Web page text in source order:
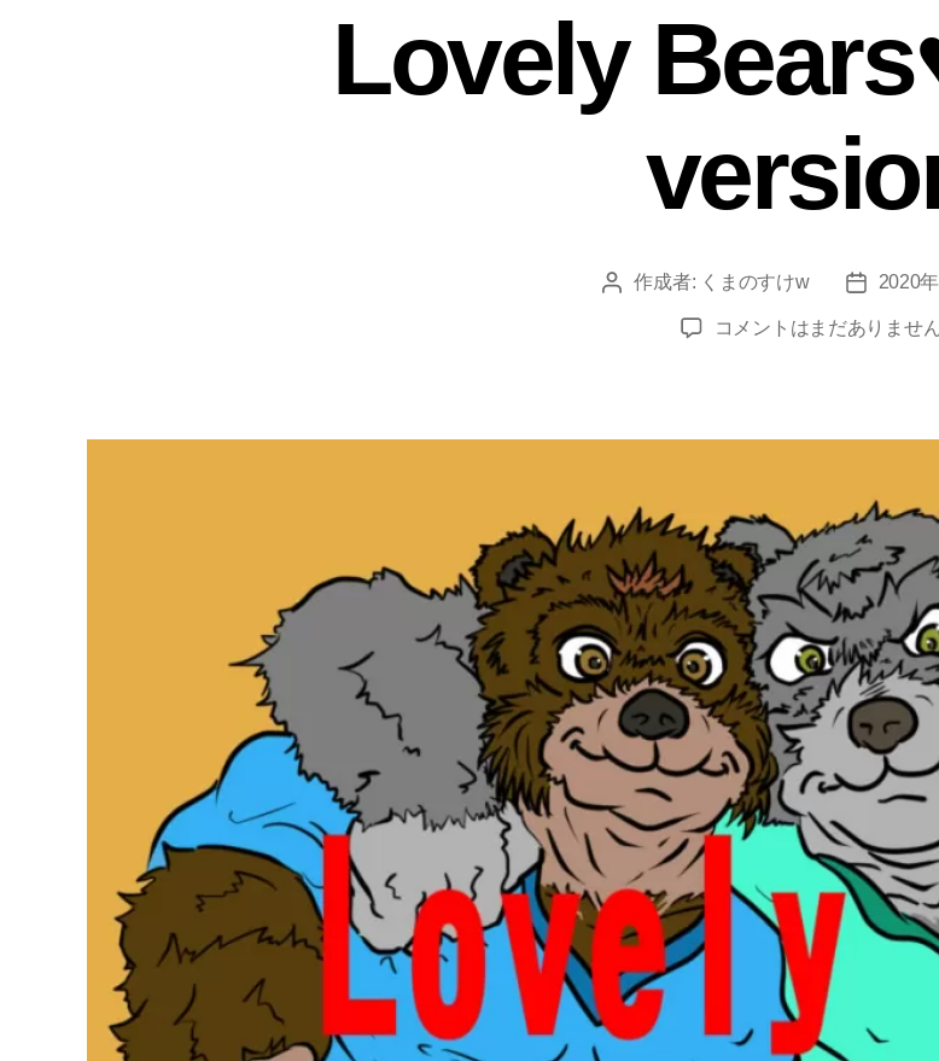
ー
Lovely
投
作成者: くまのすけw
投
日
2020
Lovely
へ
コメントはまだありませ